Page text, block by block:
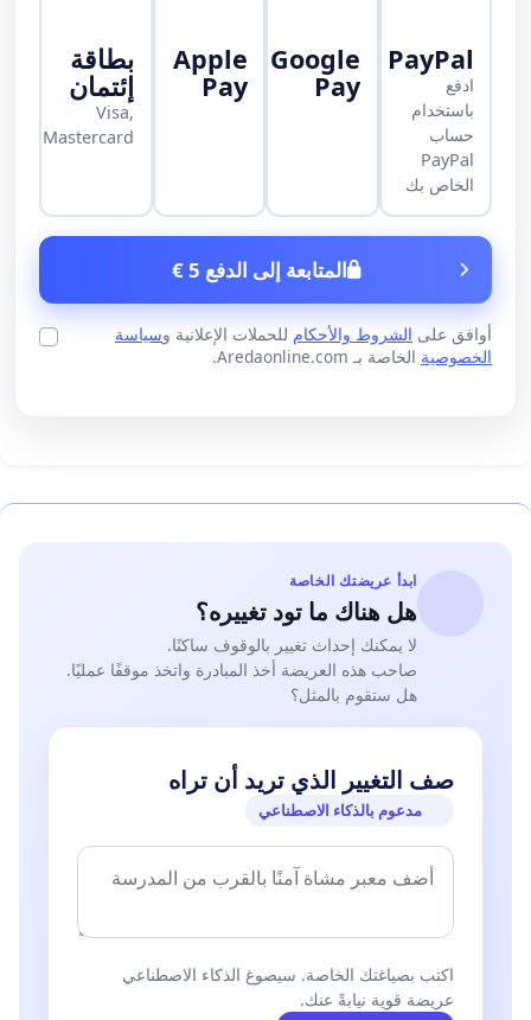
PayPal
ادفع
باستخدام
حساب
PayPal
الخاص بك
Google
Pay
Apple
Pay
بطاقة
إئتمان
Visa,
Mastercard
المتابعة إلى الدفع 5 €
أوافق على الشروط والأحكام للحملات الإعلانية وسياسة
الخصوصية الخاصة بـ Aredaonline.com.
ابدأ عريضتك الخاصة
هل هناك ما تود تغييره؟
لا يمكنك إحداث تغيير بالوقوف ساكنًا.
صاحب هذه العريضة أخذ المبادرة واتخذ موقفًا عمليًا.
هل ستقوم بالمثل؟
صف التغيير الذي تريد أن تراه
مدعوم بالذكاء الاصطناعي
اكتب بصياغتك الخاصة. سيصوغ الذكاء الاصطناعي
عريضة قوية نيابةً عنك.